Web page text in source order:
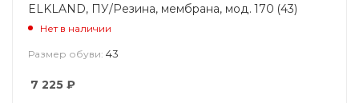
ELKLAND, ПУ/Резина, мембрана, мод. 170 (43)
Нет в наличии
Размер обуви: 43
7 225 ₽